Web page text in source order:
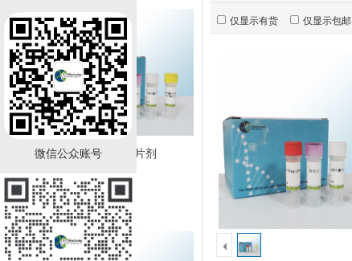
微信公众账号抗荧光淬灭封片剂
￥159.00
已有0人购买
仅显示有货 仅显示包邮